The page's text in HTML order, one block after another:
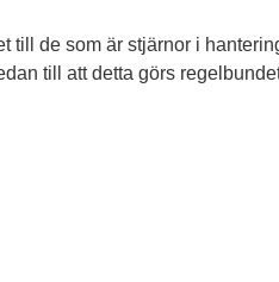
till de som är stjärnor i
till att detta görs